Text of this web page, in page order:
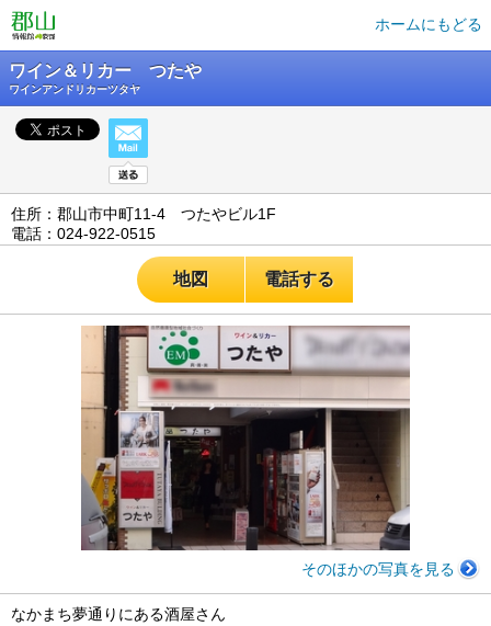
ホームにもどる
ワイン＆リカー つたや
ワインアンドリカーツタヤ
住所：郡山市中町11-4 つたやビル1F
電話：024-922-0515
地図 電話する
そのほかの写真を見る
なかまち夢通りにある酒屋さん